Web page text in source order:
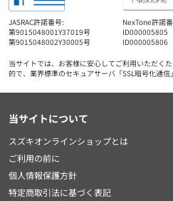
JASRAC許諾番号:
第9015048001Y37019号
第9015048002Y30005号
NexTone許諾
ID000005805
ID000005806
当サイトでは、お客様に安心してご利用いただく
的で、業界標準のセキュアサーバ「SSL暗号化通信
当サイトについて
スズキオンラインショップとは
ご利用の前に
個人情報保護方針
特定商取引法に基づく表記